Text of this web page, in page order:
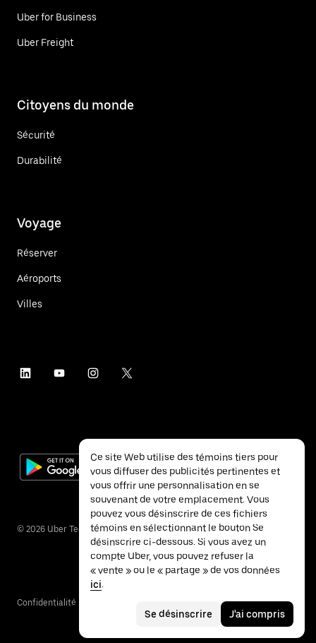
Uber for Business
Uber Freight
Citoyens du monde
Sécurité
Durabilité
Voyage
Réserver
Aéroports
Villes
© 2026 Uber Technologies inc.
Confidentialité
Ce site Web utilise des témoins tiers pour
vous diffuser des publicités pertinentes et
vous offrir une personnalisation en se
souvenant de votre emplacement. Vous
pouvez vous désinscrire de ces fichiers
témoins en sélectionnant le bouton Se
désinscrire ci-dessous. Si vous avez un
compte Uber, vous pouvez refuser la
« vente » ou le « partage » de vos données
ici.
Se désinscrire J'ai compris